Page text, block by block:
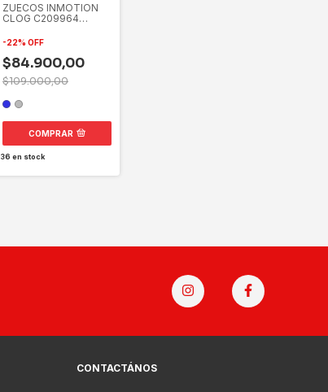
ZUECOS INMOTION
CLOG C209964
-22% OFF
$84.900,00
$109.000,00
COMPRAR
36 en stock
CONTACTÁNOS